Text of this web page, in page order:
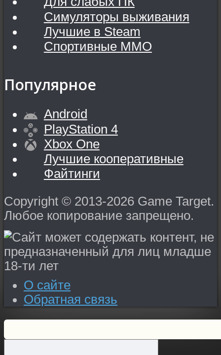
Симуляторы выживания
Лучшие в Steam
Спортивные MMO
Популярное
Android
PlayStation 4
Xbox One
Лучшие кооперативные
Файтинги
Copyright © 2013-2026 Game Target.
Любое копирование запрещено.
О сайте
Обратная связь